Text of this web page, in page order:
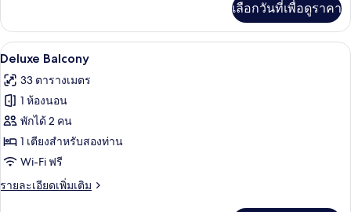
เกี่ยว
กับ
Friends
Family
Triple
เลือกวันที่เพื่อดูราคา
เปิด
ภาพถ่าย
ทั้งหมด
ของ
Deluxe
Balcony
ตู้นิรภัยในห้องพัก, โต๊ะทำงาน, Wi-Fi ฟ
4
Deluxe Balcony
33 ตารางเมตร
1 ห้องนอน
พักได้ 2 คน
1 เตียงสำหรับสองท่าน
Wi-Fi ฟรี
รายละเอียดเพิ่มเติม
ราย